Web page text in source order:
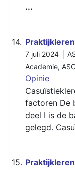
...
14.
7 juli 2024 |
Academie,
Opinie
factoren De
deel I is de
gelegd.
15.